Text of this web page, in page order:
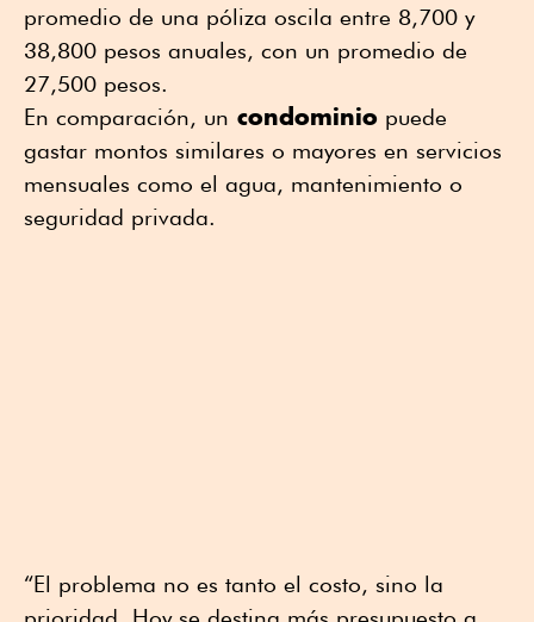
promedio de una póliza oscila entre 8,700 y
38,800 pesos anuales, con un promedio de
27,500 pesos.
En comparación, un condominio puede
gastar montos similares o mayores en servicios
mensuales como el agua, mantenimiento o
seguridad privada.
“El problema no es tanto el costo, sino la